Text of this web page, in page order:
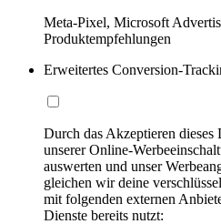
Meta-Pixel, Microsoft
Produktempfehlungen
Erweitertes Conversion-
Durch das Akzeptieren
unserer Online-
auswerten und unser
gleichen wir deine
mit folgenden externen
Dienste bereits nutzt: